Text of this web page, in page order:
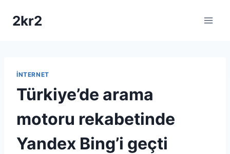
2kr2
İNTERNET
Türkiye’de arama
motoru rekabetinde
Yandex Bing’i geçti